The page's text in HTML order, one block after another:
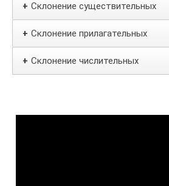
+ Склонение существительных
+ Склонение прилагательных
+ Склонение числительных